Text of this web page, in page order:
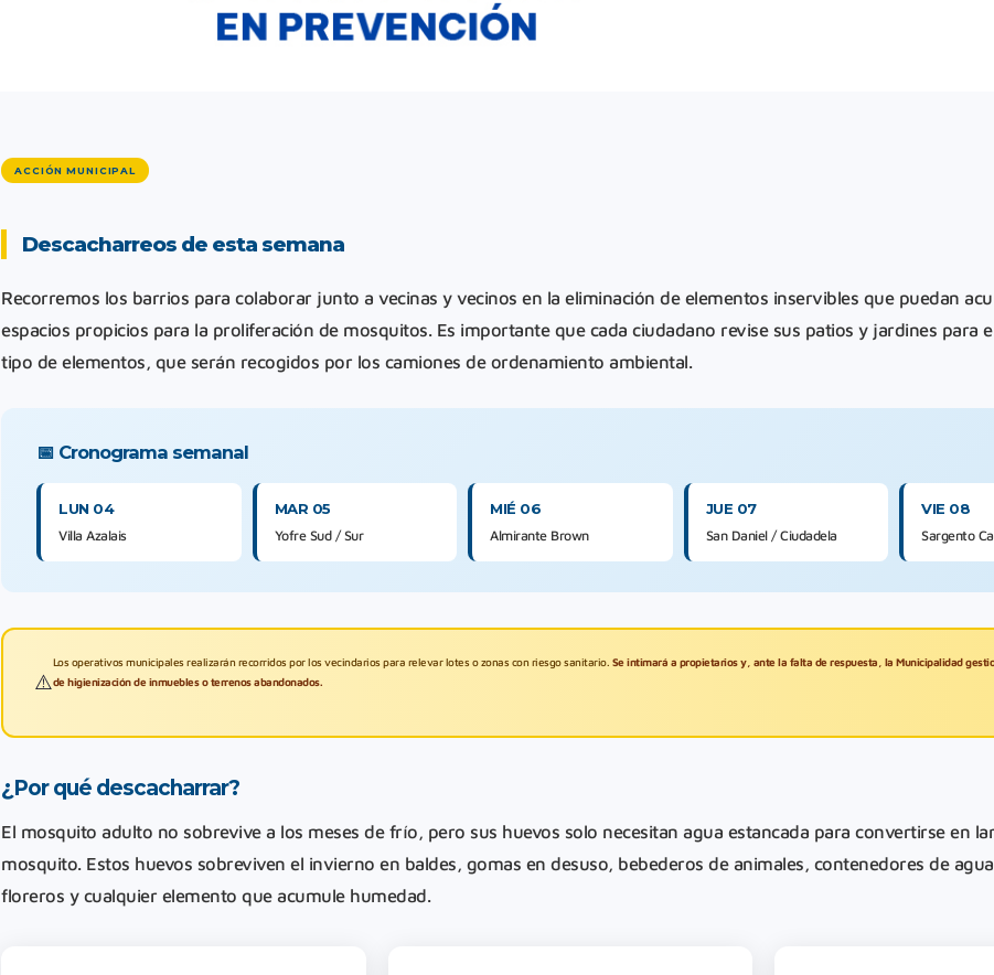
ACCIÓN MUNICIPAL
Descacharreos de esta semana
Recorremos los barrios para colaborar junto a vecinas y vecinos en la eliminación de elementos inservibles que puedan
espacios propicios para la proliferación de mosquitos. Es importante que cada ciudadano revise sus patios y jardines para
tipo de elementos, que serán recogidos por los camiones de ordenamiento ambiental.
📅 Cronograma semanal
LUN 04
Villa Azalais
MAR 05
Yofre Sud / Sur
MIÉ 06
Almirante Brown
JUE 07
San Daniel / Ciudadela
VIE 08
Sargento
⚠️
Los operativos municipales realizarán recorridos por los vecindarios para relevar lotes o zonas con riesgo sanitario. Se intimará a propietarios y, ante la falta de respuesta, la Municipalidad
de higienización de inmuebles o terrenos abandonados.
¿Por qué descacharrar?
El mosquito adulto no sobrevive a los meses de frío, pero sus huevos solo necesitan agua estancada para convertirse en
mosquito. Estos huevos sobreviven el invierno en baldes, gomas en desuso, bebederos de animales, contenedores de
floreros y cualquier elemento que acumule humedad.